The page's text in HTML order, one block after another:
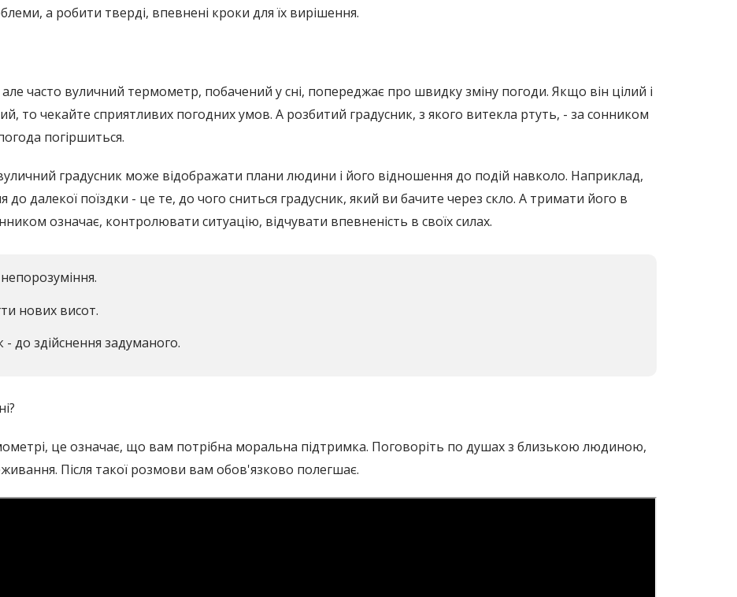
а робити тверді, впевнені кроки для їх вирішення.
часто вуличний термометр, побачений у сні, попереджає про швидку зміну погоди. Якщо він цілий і
то чекайте сприятливих погодних умов. А розбитий градусник, з якого витекла ртуть, - за сонником
погіршиться.
градусник може відображати плани людини і його відношення до подій навколо. Наприклад,
до далекої поїздки - це те, до чого сниться градусник, який ви бачите через скло. А тримати його в
означає, контролювати ситуацію, відчувати впевненість в своїх силах.
нових висот.
до здійснення задуманого.
це означає, що вам потрібна моральна підтримка. Поговоріть по душах з близькою людиною,
Після такої розмови вам обов'язково полегшає.